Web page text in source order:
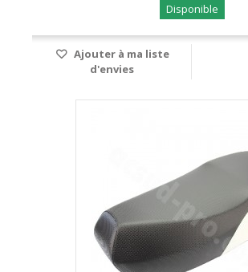
Disponible
Ajouter à ma liste
d'envies